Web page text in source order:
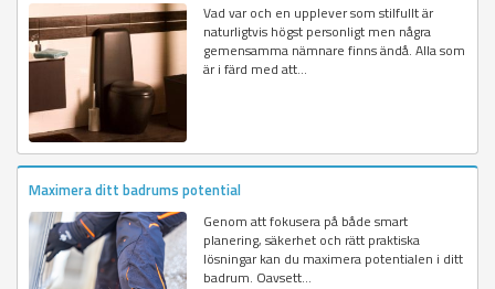
Vad var och en upplever som stilfullt är
naturligtvis högst personligt men några
gemensamma nämnare finns ändå. Alla som
är i färd med att...
Maximera ditt badrums potential
Genom att fokusera på både smart
planering, säkerhet och rätt praktiska
lösningar kan du maximera potentialen i ditt
badrum. Oavsett...